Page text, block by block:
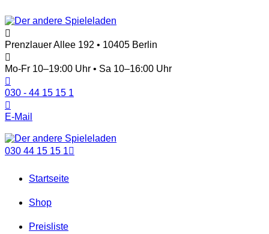
Prenzlauer Allee 192 • 10405 Berlin
Mo-Fr 10–19:00 Uhr • Sa 10–16:00 Uhr
030 - 44 15 15 1
E-Mail
030 44 15 15 1
Startseite
Shop
Preisliste